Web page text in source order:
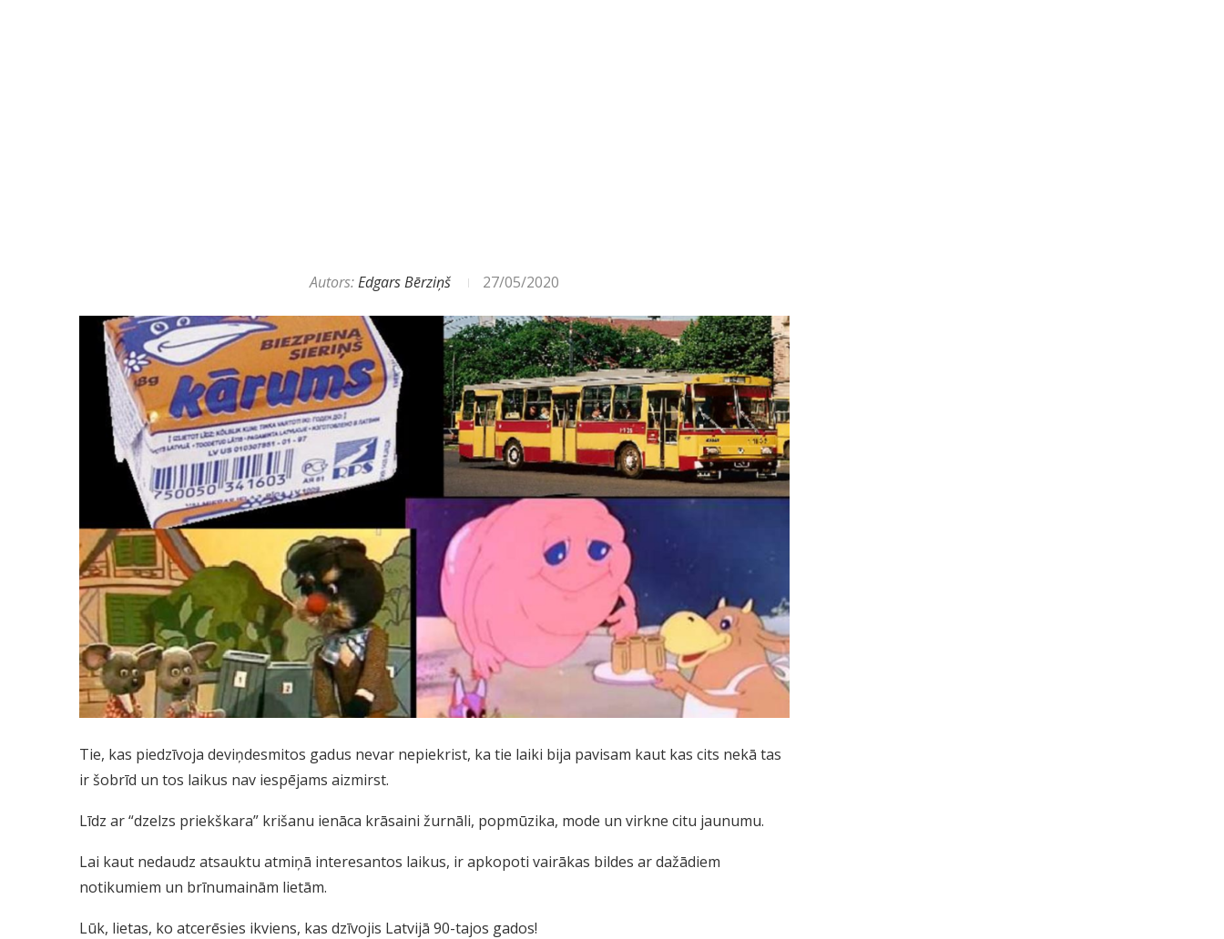
Autors:Edgars Bērziņš 27/05/2020
Tie, kas piedzīvoja deviņdesmitos gadus nevar nepiekrist, ka tie laiki bija pavisam kaut kas cits nekā tas
ir šobrīd un tos laikus nav iespējams aizmirst.
Līdz ar “dzelzs priekškara” krišanu ienāca krāsaini žurnāli, popmūzika, mode un virkne citu jaunumu.
Lai kaut nedaudz atsauktu atmiņā interesantos laikus, ir apkopoti vairākas bildes ar dažādiem
notikumiem un brīnumainām lietām.
Lūk, lietas, ko atcerēsies ikviens, kas dzīvojis Latvijā 90-tajos gados!